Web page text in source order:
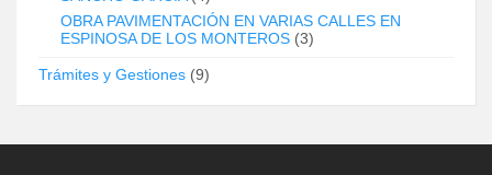
OBRA PAVIMENTACIÓN EN VARIAS CALLES EN
ESPINOSA DE LOS MONTEROS (3)
Trámites y Gestiones (9)